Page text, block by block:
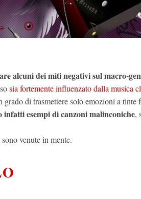
alcuni dei miti negativi sul macro-
sia fortemente influenzato dalla musica
di trasmettere solo emozioni a tinte
infatti esempi di canzoni malinconiche,
venute in mente.